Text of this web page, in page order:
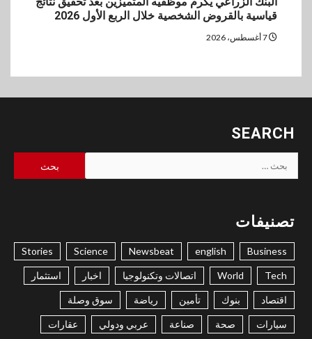
قياسية بالقروض الشخصية خلال الربع الأول 2026
SEARCH
البحث
عن:
تصنيفات
Business
english
Newsbeat
Science
Stories
Tech
World اتصالات وتكنولوجيا اخبار استثمار
اقتصاد بنوك تأمين رياضة سوق وصلة
سيارات صحة صناعة عربي ودولي عقارات